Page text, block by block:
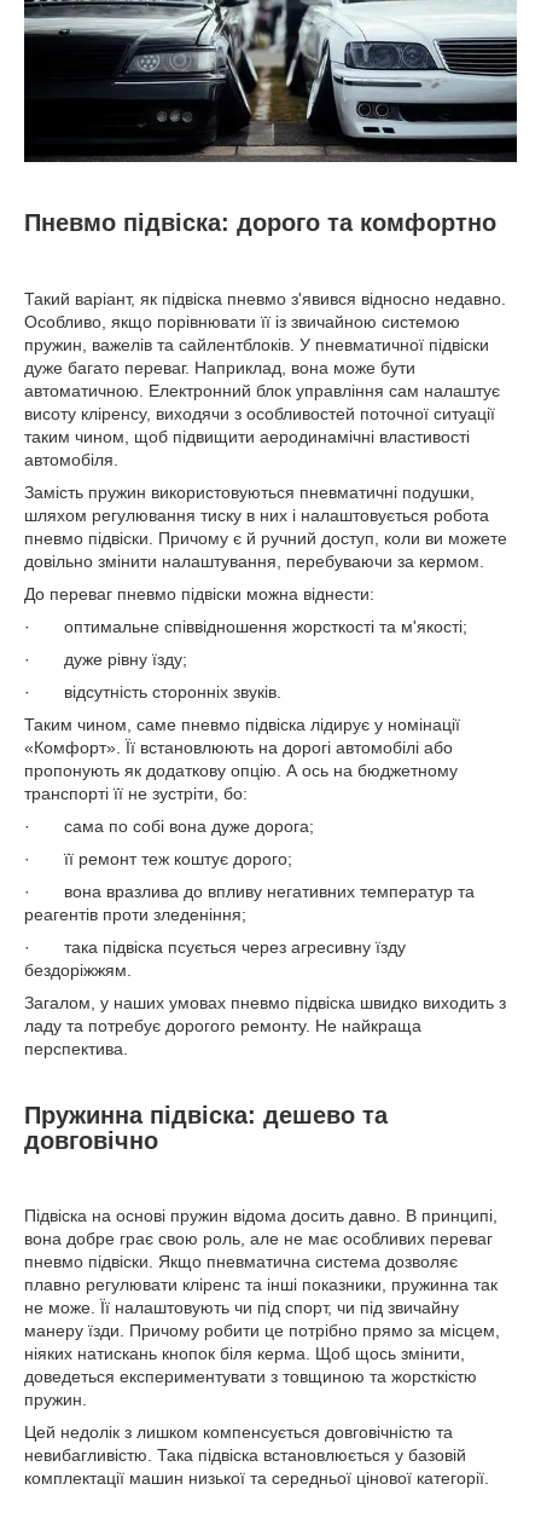
Пневмо підвіска: дорого та комфортно
Такий варіант, як підвіска пневмо з'явився відносно недавно.
Особливо, якщо порівнювати її із звичайною системою
пружин, важелів та сайлентблоків. У пневматичної підвіски
дуже багато переваг. Наприклад, вона може бути
автоматичною. Електронний блок управління сам налаштує
висоту кліренсу, виходячи з особливостей поточної ситуації
таким чином, щоб підвищити аеродинамічні властивості
автомобіля.
Замість пружин використовуються пневматичні подушки,
шляхом регулювання тиску в них і налаштовується робота
пневмо підвіски. Причому є й ручний доступ, коли ви можете
довільно змінити налаштування, перебуваючи за кермом.
До переваг пневмо підвіски можна віднести:
· оптимальне співвідношення жорсткості та м'якості;
· дуже рівну їзду;
· відсутність сторонніх звуків.
Таким чином, саме пневмо підвіска лідирує у номінації
«Комфорт». Її встановлюють на дорогі автомобілі або
пропонують як додаткову опцію. А ось на бюджетному
транспорті її не зустріти, бо:
· сама по собі вона дуже дорога;
· її ремонт теж коштує дорого;
· вона вразлива до впливу негативних температур та
реагентів проти зледеніння;
· така підвіска псується через агресивну їзду
бездоріжжям.
Загалом, у наших умовах пневмо підвіска швидко виходить з
ладу та потребує дорогого ремонту. Не найкраща
перспектива.
Пружинна підвіска: дешево та
довговічно
Підвіска на основі пружин відома досить давно. В принципі,
вона добре грає свою роль, але не має особливих переваг
пневмо підвіски. Якщо пневматична система дозволяє
плавно регулювати кліренс та інші показники, пружинна так
не може. Її налаштовують чи під спорт, чи під звичайну
манеру їзди. Причому робити це потрібно прямо за місцем,
ніяких натискань кнопок біля керма. Щоб щось змінити,
доведеться експериментувати з товщиною та жорсткістю
пружин.
Цей недолік з лишком компенсується довговічністю та
невибагливістю. Така підвіска встановлюється у базовій
комплектації машин низької та середньої цінової категорії.